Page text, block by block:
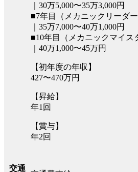
｜30万5,000〜35万3,000円
■7年目（メカニックリーダー
｜35万7,000〜40万1,000円
■10年目（メカニックマイス
｜40万1,000〜45万円
【初年度の年収】
427〜470万円
【昇給】
年1回
【賞与】
年2回
交通